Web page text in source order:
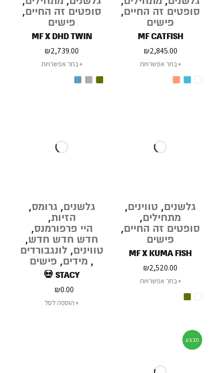
סופטים זה החיים,
פישים
MF CATFISH
₪2,845.00
בחר אפשרויות
סופטים זה החיים,
פישים
MF X DHD TWIN
₪2,739.00
בחר אפשרויות
גלשנים, טווינים,
מתחילים,
סופטים זה החיים,
פישים
MF X KUMA FISH
₪2,520.00
בחר אפשרויות
גלשנים, גרומס,
הזיות,
היי פרפורמנס,
חדש חדש חדש,
טווינים,לונגבורדים
, מידים, פישים
STACY 💀
₪0.00
הוספה לסל
מבצע